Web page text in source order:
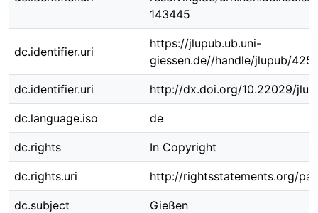
143445
dc.identifier.uri
https://jlupub.ub.uni-
giessen.de//handle/jlupub/
dc.identifier.uri http://dx.doi.org/10.22029/
dc.language.iso de
dc.rights In Copyright
dc.rights.uri http://rightsstatements.org/
dc.subject Gießen